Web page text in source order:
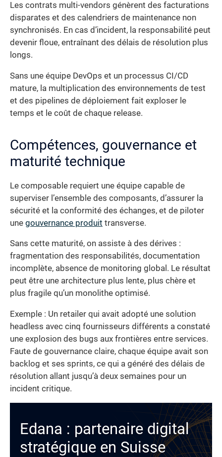
Les contrats multi-vendors génèrent des facturations
disparates et des calendriers de maintenance non
synchronisés. En cas d’incident, la responsabilité peut
devenir floue, entraînant des délais de résolution plus
longs.
Sans une équipe DevOps et un processus CI/CD
mature, la multiplication des environnements de test
et des pipelines de déploiement fait exploser le
temps et le coût de chaque release.
Compétences, gouvernance et
maturité technique
Le composable requiert une équipe capable de
superviser l’ensemble des composants, d’assurer la
sécurité et la conformité des échanges, et de piloter
une gouvernance produit transverse.
Sans cette maturité, on assiste à des dérives :
fragmentation des responsabilités, documentation
incomplète, absence de monitoring global. Le résultat
peut être une architecture plus lente, plus chère et
plus fragile qu’un monolithe optimisé.
Exemple : Un retailer qui avait adopté une solution
headless avec cinq fournisseurs différents a constaté
une explosion des bugs aux frontières entre services.
Faute de gouvernance claire, chaque équipe avait son
backlog et ses sprints, ce qui a généré des délais de
résolution allant jusqu’à deux semaines pour un
incident critique.
Edana : partenaire digital
stratégique en Suisse